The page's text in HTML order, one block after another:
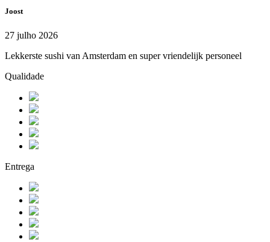
Joost
27 julho 2026
Lekkerste sushi van Amsterdam en super vriendelijk personeel
Qualidade
Entrega